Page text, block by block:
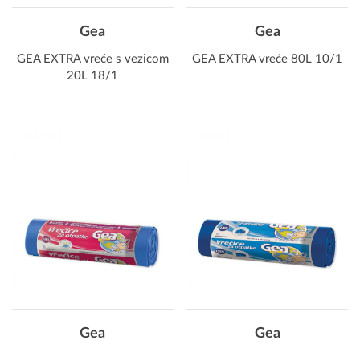
Gea
GEA EXTRA vreće s vezicom
20L 18/1
Gea
GEA EXTRA vreće 80L 10/1
Gea Gea